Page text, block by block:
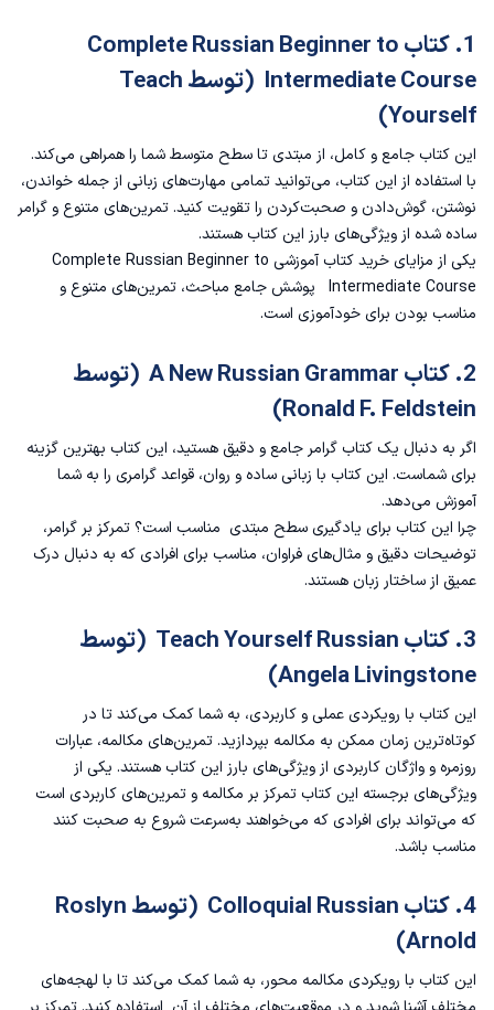
3. کتابAdvanced Russian Grammar (توسط Olga Rabinovich)
5. کتاب Russian for Professionals
6. کتاب Advanced Russian: A Grammar and Workbook (توسط Olga Rabinovich)
7. کتاب Russian for Business
9. کتاب Russian Historical Linguistics
10. کتاب Russian Phonetics and Phonology
1. کتاب Complete Russian Beginner to
Intermediate Course (توسط Teach
Yourself)
این کتاب جامع و کامل، از مبتدی تا سطح متوسط شما را همراهی می‌کند.
با استفاده از این کتاب، می‌توانید تمامی مهارت‌های زبانی از جمله خواندن،
نوشتن، گوش‌دادن و صحبت‌کردن را تقویت کنید. تمرین‌های متنوع و گرامر
ساده شده از ویژگی‌های بارز این کتاب هستند.
یکی از مزایای خرید کتاب آموزشی Complete Russian Beginner to
Intermediate Course پوشش جامع مباحث، تمرین‌های متنوع و
مناسب بودن برای خودآموزی است.
2. کتاب A New Russian Grammar (توسط
Ronald F. Feldstein)
اگر به دنبال یک کتاب گرامر جامع و دقیق هستید، این کتاب بهترین گزینه
برای شماست. این کتاب با زبانی ساده و روان، قواعد گرامری را به شما
آموزش می‌دهد.
چرا این کتاب برای یادگیری سطح مبتدی مناسب است؟ تمرکز بر گرامر،
توضیحات دقیق و مثال‌های فراوان، مناسب برای افرادی که به دنبال درک
عمیق از ساختار زبان هستند.
3. کتاب Teach Yourself Russian (توسط
Angela Livingstone)
این کتاب با رویکردی عملی و کاربردی، به شما کمک می‌کند تا در
کوتاه‌ترین زمان ممکن به مکالمه بپردازید. تمرین‌های مکالمه، عبارات
روزمره و واژگان کاربردی از ویژگی‌های بارز این کتاب هستند. یکی از
ویژگی‌های برجسته این کتاب تمرکز بر مکالمه و تمرین‌های کاربردی است
که می‌تواند برای افرادی که می‌خواهند به‌سرعت شروع به صحبت کنند
مناسب باشد.
4. کتاب Colloquial Russian (توسط Roslyn
Arnold)
این کتاب با رویکردی مکالمه محور، به شما کمک می‌کند تا با لهجه‌های